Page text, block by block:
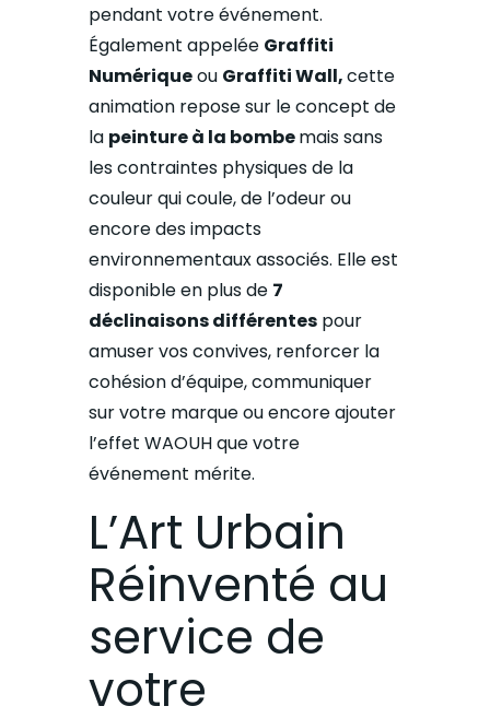
pendant votre événement.
Également appelée Graffiti
Numériqueou Graffiti Wall,cette
animation repose sur le concept de
la peinture à la bombemais sans
les contraintes physiques de la
couleur qui coule, de l’odeur ou
encoredes impacts
environnementaux associés. Elleest
disponible en plus de 7
déclinaisons différentespour
amuser vos convives, renforcer la
cohésion d’équipe, communiquer
sur votre marque ou encore ajouter
l’effet WAOUH que votre
événement mérite.
L’Art Urbain
Réinventé au
service de
votre